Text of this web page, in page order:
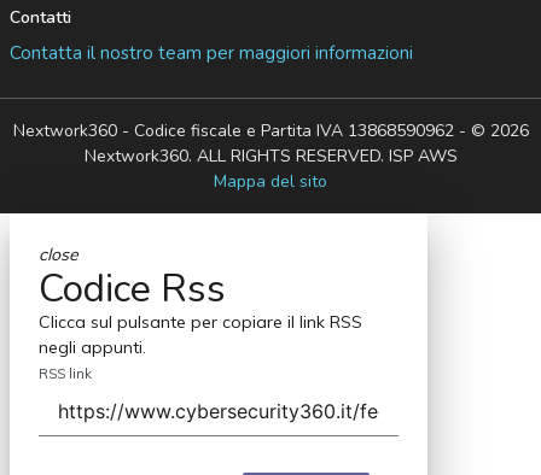
Contatti
Contatta il nostro team per maggiori informazioni
Nextwork360 - Codice fiscale e Partita IVA 13868590962 - © 2026
Nextwork360. ALL RIGHTS RESERVED. ISP AWS
Mappa del sito
close
Codice Rss
Clicca sul pulsante per copiare il link RSS
negli appunti.
RSS link